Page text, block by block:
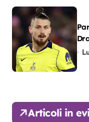
Articoli in